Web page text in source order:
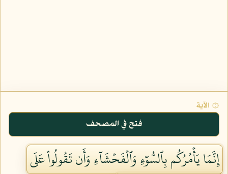
۞ الآية
فتح في المصحف
إِنَّمَا يَأۡمُرُكُم بِٱلسُّوٓءِ وَٱلۡفَحۡشَآءِ وَأَن تَقُولُواْ عَلَى